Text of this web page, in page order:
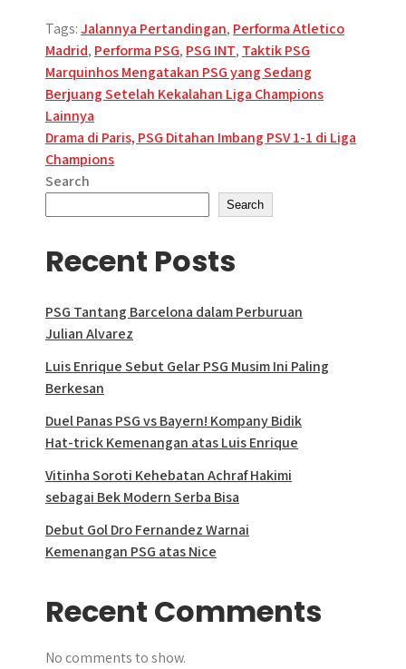
Tags:Jalannya Pertandingan, Performa Atletico
Madrid, Performa PSG, PSG INT, Taktik PSG
Post
navigation
Marquinhos Mengatakan PSG yang Sedang
Berjuang Setelah Kekalahan Liga Champions
Lainnya
Drama di Paris, PSG Ditahan Imbang PSV 1-1 di Liga
Champions
Search
Search
Recent Posts
PSG Tantang Barcelona dalam Perburuan
Julian Alvarez
Luis Enrique Sebut Gelar PSG Musim Ini Paling
Berkesan
Duel Panas PSG vs Bayern! Kompany Bidik
Hat-trick Kemenangan atas Luis Enrique
Vitinha Soroti Kehebatan Achraf Hakimi
sebagai Bek Modern Serba Bisa
Debut Gol Dro Fernandez Warnai
Kemenangan PSG atas Nice
Recent Comments
No comments to show.